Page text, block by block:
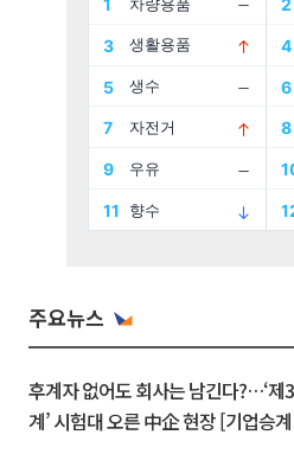
주요뉴스
후계자 없어도 회사는 남긴다?…‘제
계’ 시험대 오른 中企 현장 [기업승